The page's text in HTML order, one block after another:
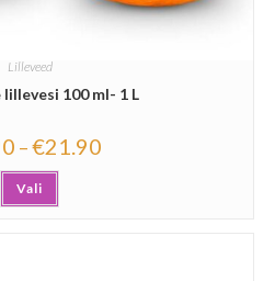
Lilleveed
100 ml- 1 L
–€21.90
Vali